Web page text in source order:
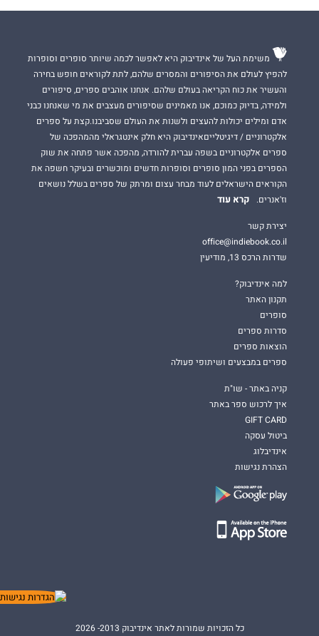
משימת העל של אינדיבוק היא לאפשר לכמה שיותר סופרים וסופרות
להפיץ לעולם את הסיפורים והמסרים שלהם, לתת לקוראים חופש בחירה
והעשיר את כוח הקריאה בעולם שלהם. אנחנו אוהבים ספרים, סיפורים
ולמידה, בדיוק כמוכם, אנו מאמינים שסיפורים מעצבים את מי שאנחנו כבני
אדם ומילים יכולות להעצים ולשנות את העולם שסביבנו.קצת על ספרים
אלקטרוניים / דיגיטלייםאינדיבוק היא חלק אינטגראלי מהמהפכה של
ספרים אלקטרוניים בשפה עברית להורדה, מהפכה אשר פתחה את שוק
הספרים בפני המון סופרים וסופרות חדשים ומוכשרים ובעיקר חשפה את
הקוראים הישראלים לעוד מבחר עצום ומרתק של ספרים בשלל נושאים
וז'אנרים.
קרא עוד
יצירת קשר
office@indiebook.co.il
שדרות הרכס 13, מודיעין
למה אינדיבוק?
תקנון האתר
סופרים
סדרות ספרים
הוצאות ספרים
ספרים במבצעים ושיתופי פעולה
קניה באתר - שו"ת
איך לרכוש ספר באתר
GIFT CARD
ביטול עסקה
אינדיבלוג
הצהרת נגישות
כל הזכויות שמורות לאתר אינדיבוק 2013- 2026